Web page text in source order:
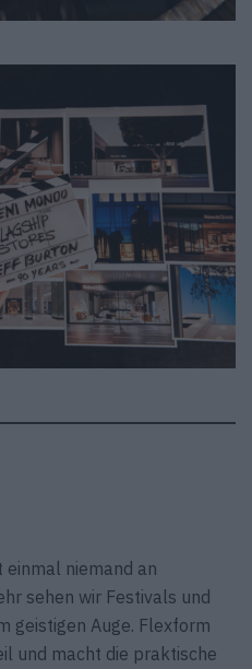
niemand an
sehen wir Festivals und
geistigen Auge. Flexform
und macht die praktische